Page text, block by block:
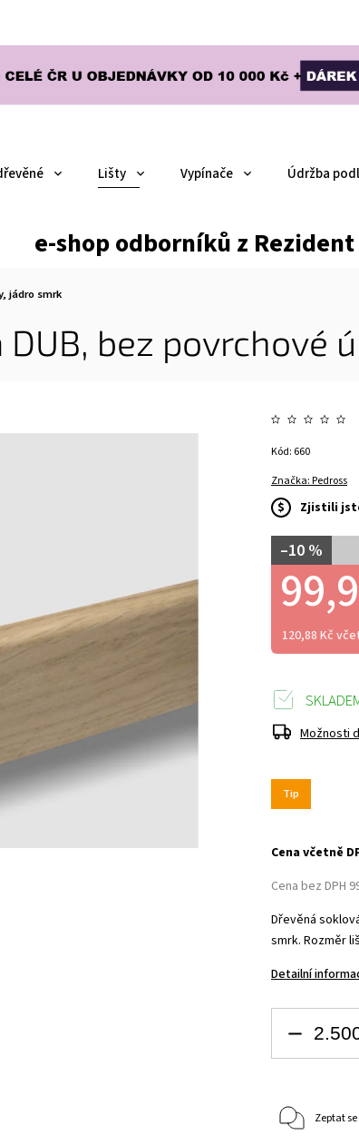
Lišty Vypínače Údržba
e-shop odborníků z
jádro smrk
bez povrchové
Značka:Pedross
–10 %
120,88 Kč
$ Zjistili
Kód: 660
Tip
Cena včetně
Cena bez DPH
Dřevěná
smrk.Rozměr
Detailní
Možnosti
Zeptat se